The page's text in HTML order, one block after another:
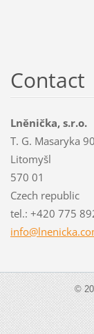
Contact
Lněnička, s.r.o.
T. G. Masaryka
Litomyšl
570 01
Czech republic
tel.: +420 775
info@lnenicka.co
©